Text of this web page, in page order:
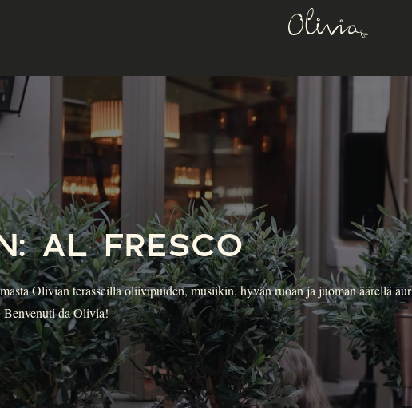
AL FRESCO
Olivian terasseilla oliivipuiden, musiikin, hyvän ruoan ja juoman äärellä
Benvenuti da Olivia!